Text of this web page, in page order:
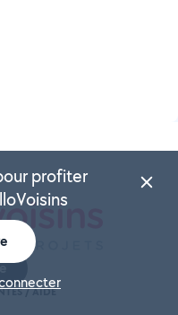
/ AIDE
profiter